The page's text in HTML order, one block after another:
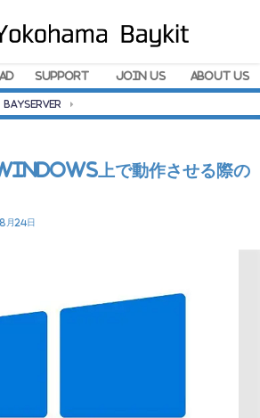
Support Join Us About Us
BayServer
上で動作させる際の
月24日